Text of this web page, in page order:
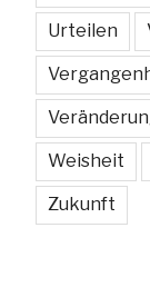
Urteilen
Weisheit
Zukunft